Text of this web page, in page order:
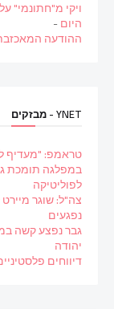
ויקי מ"חתונמי"
היום-
ההודעה
YNET - מבזקים
טראמפ: "מעדיף
במפלגה תומכת
לפוליטיקה
צה"ל: שוגר
נפגעים
יהודה
דיווחים